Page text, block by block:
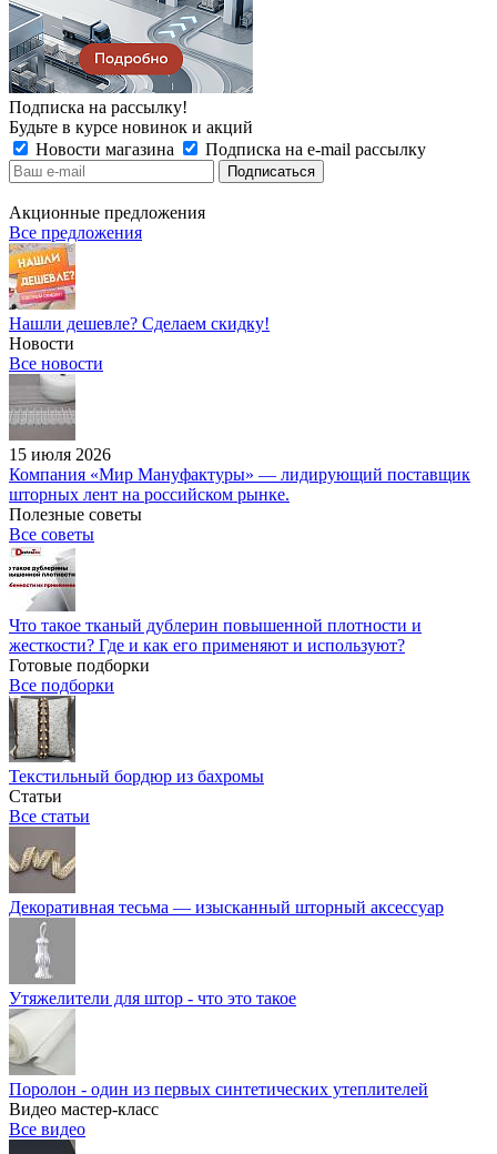
Подписка на рассылку!
Будьте в курсе новинок и акций
Новости магазина
Подписка на e-mail рассылку
Акционные предложения
Все предложения
Нашли дешевле? Сделаем скидку!
Новости
Все новости
15 июля 2026
Компания «Мир Мануфактуры» — лидирующий поставщик
шторных лент на российском рынке.
Полезные советы
Все советы
Что такое тканый дублерин повышенной плотности и
жесткости? Где и как его применяют и используют?
Готовые подборки
Все подборки
Текстильный бордюр из бахромы
Статьи
Все статьи
Декоративная тесьма — изысканный шторный аксессуар
Утяжелители для штор - что это такое
Поролон - один из первых синтетических утеплителей
Видео мастер-класс
Все видео